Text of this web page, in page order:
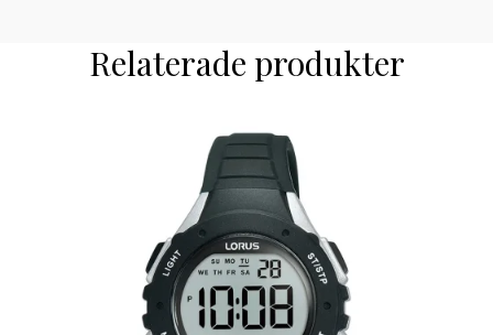
Relaterade produkter